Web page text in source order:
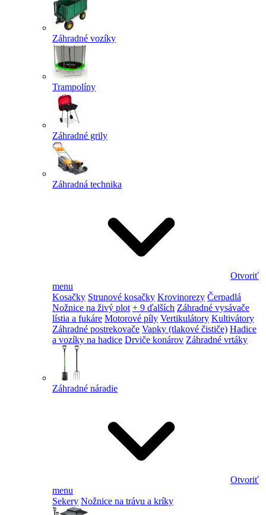
Záhradné vozíky
Trampolíny
Záhradné grily
Záhradná technika
Otvoriť
menu
Kosačky Strunové kosačky Krovinorezy Čerpadlá
Nožnice na živý plot + 9 ďalších Záhradné vysávače
lístia a fukáre Motorové píly Vertikulátory Kultivátory
Záhradné postrekovače Vapky (tlakové čističe) Hadice
a vozíky na hadice Drviče konárov Záhradné vrtáky
Záhradné náradie
Otvoriť
menu
Sekery Nožnice na trávu a kríky